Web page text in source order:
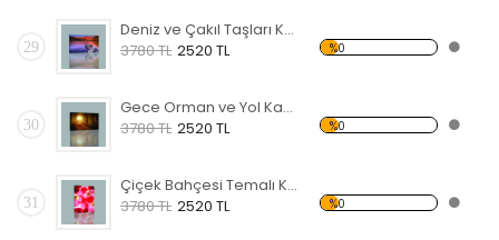
29
Deniz ve Çakıl Taşları Kanvas Tablo
3780 TL 2520 TL %0
30
Gece Orman ve Yol Kanvas Tablo
3780 TL 2520 TL %0
31
Çiçek Bahçesi Temalı Kanvas Tablo
3780 TL 2520 TL %0